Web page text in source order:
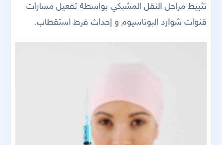
تثبيط مراحل النقل المشبكي بواسطة تفعيل مسارات
قنوات شوارد البوتاسيوم و إحداث فرط استقطاب.